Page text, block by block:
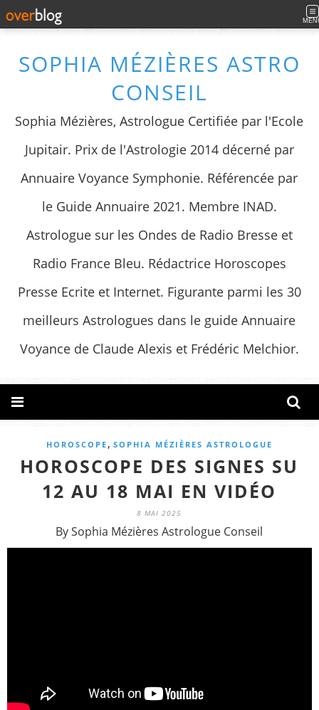
SOPHIA MÉZIÈRES ASTRO
CONSEIL
Sophia Mézières, Astrologue Certifiée par l'Ecole
Jupitair. Prix de l'Astrologie 2014 décerné par
Annuaire Voyance Symphonie. Référencée par
le Guide Annuaire 2021. Membre INAD.
Astrologue sur les Ondes de Radio Bresse et
Radio France Bleu. Rédactrice Horoscopes
Presse Ecrite et Internet. Figurante parmi les 30
meilleurs Astrologues dans le guide Annuaire
Voyance de Claude Alexis et Frédéric Melchior.
HOROSCOPE , SOPHIA MÉZIÈRES ASTROLOGUE
HOROSCOPE DES SIGNES SU
12 AU 18 MAI EN VIDÉO
8 MAI 2025
By Sophia Mézières Astrologue Conseil